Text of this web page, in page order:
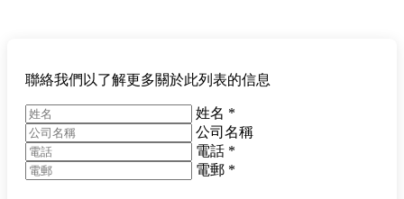
聯絡我們以了解更多關於此列表的信息
姓名 *
公司名稱
電話 *
電郵 *